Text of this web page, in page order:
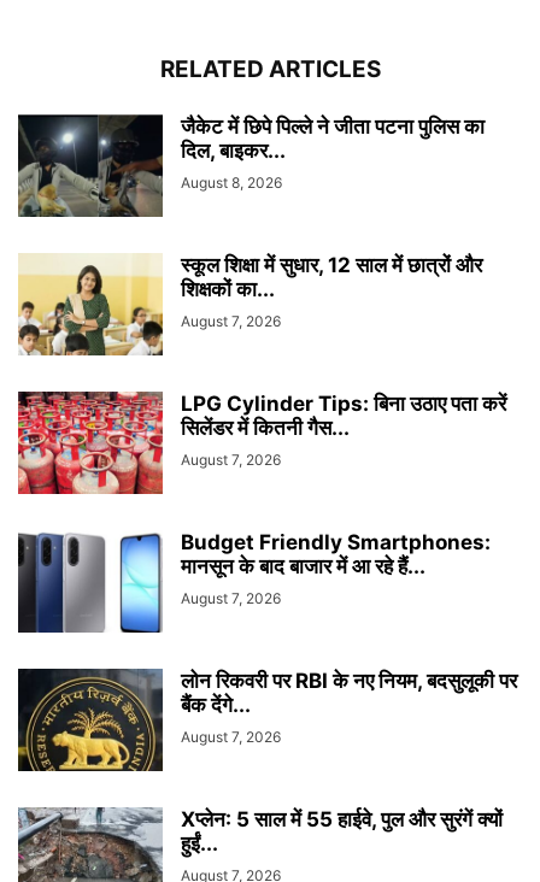
RELATED ARTICLES
जैकेट में छिपे पिल्ले ने जीता पटना पुलिस का
दिल, बाइकर...
August 8, 2026
स्कूल शिक्षा में सुधार, 12 साल में छात्रों और
शिक्षकों का...
August 7, 2026
LPG Cylinder Tips: बिना उठाए पता करें
सिलेंडर में कितनी गैस...
August 7, 2026
Budget Friendly Smartphones:
मानसून के बाद बाजार में आ रहे हैं...
August 7, 2026
लोन रिकवरी पर RBI के नए नियम, बदसुलूकी पर
बैंक देंगे...
August 7, 2026
Xप्लेन: 5 साल में 55 हाईवे, पुल और सुरंगें क्यों
हुईं...
August 7, 2026